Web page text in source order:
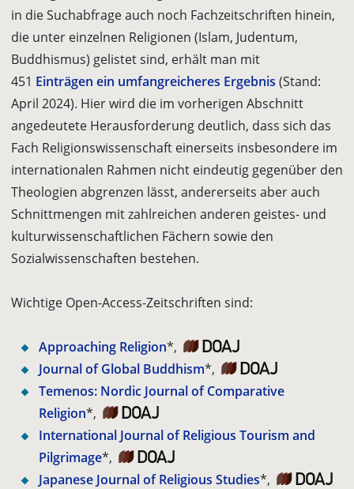
in die Suchabfrage auch noch Fachzeitschriften hinein,
die unter einzelnen Religionen (Islam, Judentum,
Buddhismus) gelistet sind, erhält man mit
451 Einträgen ein umfangreicheres Ergebnis (Stand:
April 2024). Hier wird die im vorherigen Abschnitt
angedeutete Herausforderung deutlich, dass sich das
Fach Religionswissenschaft einerseits insbesondere im
internationalen Rahmen nicht eindeutig gegenüber den
Theologien abgrenzen lässt, andererseits aber auch
Schnittmengen mit zahlreichen anderen geistes- und
kulturwissenschaftlichen Fächern sowie den
Sozialwissenschaften bestehen.
Wichtige Open-Access-Zeitschriften sind:
Approaching Religion*,
Journal of Global Buddhism*,
Temenos: Nordic Journal of Comparative
Religion*,
International Journal of Religious Tourism and
Pilgrimage*,
Japanese Journal of Religious Studies*,